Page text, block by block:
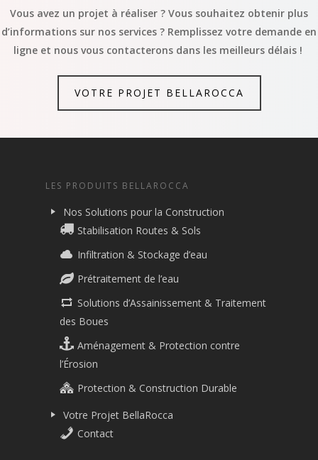
Vous avez un projet à réaliser ? Vous souhaitez obtenir plus
d’informations sur nos services ? Remplissez votre demande en
ligne et nous vous contacterons dans les meilleurs délais !
VOTRE PROJET BELLAROCCA
LES PRODUITS BELLAROCCA
Nos Solutions pour la Construction
Stabilisation Routes & Sols
Infiltration & Stockage d’eau
Prétraitement de l’eau
Solutions d’Assainissement & Traitement
des Boues
Aménagement & Protection contre
l’Érosion
Protection & Construction Durable
Votre Projet BellaRocca
Contact